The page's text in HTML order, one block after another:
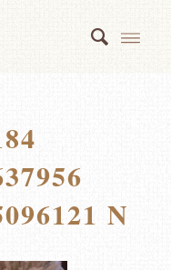
N